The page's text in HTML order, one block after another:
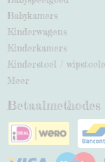
Babykamers
Kinderwagens
Kinderkamers
Kinderstoel /
Meer
Betaalmethodes